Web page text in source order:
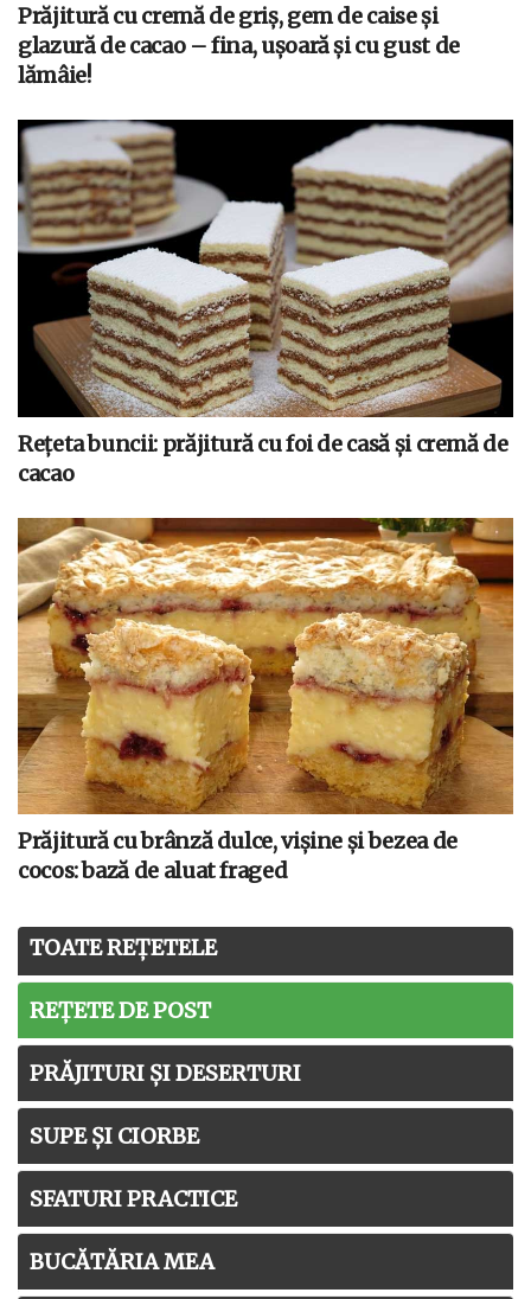
Prăjitură cu cremă de griș, gem de caise și
glazură de cacao – fina, ușoară și cu gust de
lămâie!
Rețeta buncii: prăjitură cu foi de casă și cremă de
cacao
Prăjitură cu brânză dulce, vișine și bezea de
cocos: bază de aluat fraged
TOATE REȚETELE
REȚETE DE POST
PRĂJITURI ȘI DESERTURI
SUPE ȘI CIORBE
SFATURI PRACTICE
BUCĂTĂRIA MEA